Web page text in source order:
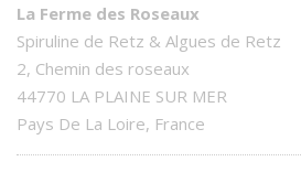
La Ferme des Roseaux
Spiruline de Retz & Algues de Retz
2, Chemin des roseaux
44770 LA PLAINE SUR MER
Pays De La Loire, France